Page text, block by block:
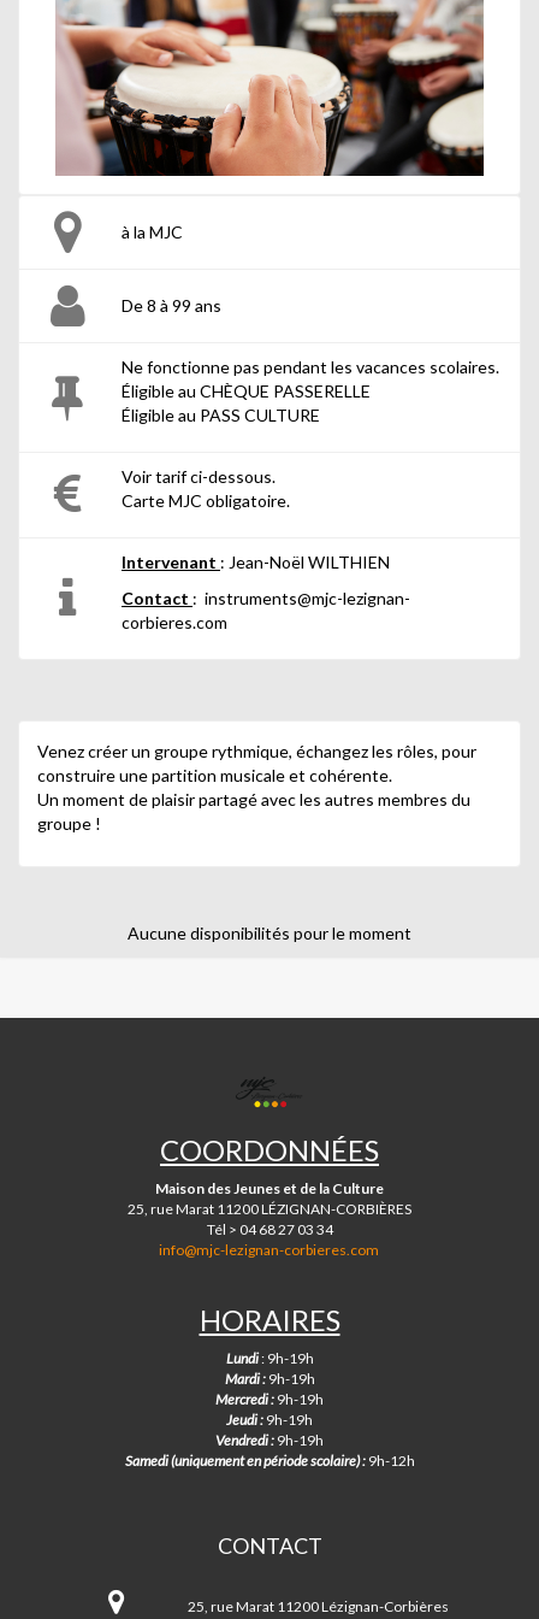
à la MJC
De 8 à 99 ans
Ne fonctionne pas pendant les vacances scolaires.
Éligible au CHÈQUE PASSERELLE
Éligible au PASS CULTURE
Voir tarif ci-dessous.
Carte MJC obligatoire.
Intervenant : Jean-Noël WILTHIEN
Contact : instruments@mjc-lezignan-
corbieres.com
Venez créer un groupe rythmique, échangez les rôles, pour
construire une partition musicale et cohérente.
Un moment de plaisir partagé avec les autres membres du
groupe !
Aucune disponibilités pour le moment
MJC
DE
CORBIÈRES
COORDONNÉES
Maison des Jeunes et de la Culture
25, rue Marat 11200 LÉZIGNAN-CORBIÈRES
Tél > 04 68 27 03 34
info@mjc-lezignan-corbieres.com
HORAIRES
Lundi: 9h-19h
Mardi :9h-19h
Mercredi : 9h-19h
Jeudi : 9h-19h
Vendredi : 9h-19h
Samedi (uniquement en période scolaire) :9h-12h
CONTACT
25, rue Marat 11200 Lézignan-Corbières